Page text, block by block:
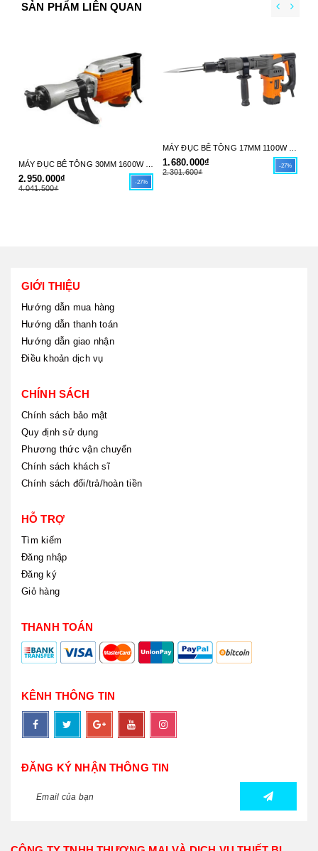
SẢN PHẨM LIÊN QUAN
2.950.000₫
4.041.500₫
-27%
1.680.000₫
2.301.600₫
-27%
GIỚI THIỆU
Hướng dẫn mua hàng
Hướng dẫn thanh toán
Hướng dẫn giao nhận
Điều khoản dịch vụ
CHÍNH SÁCH
Chính sách bảo mật
Quy định sử dụng
Phương thức vận chuyển
Chính sách khách sĩ
Chính sách đổi/trả/hoàn tiền
HỖ TRỢ
Tìm kiếm
Đăng nhập
Đăng ký
Giỏ hàng
THANH TOÁN
KÊNH THÔNG TIN
ĐĂNG KÝ NHẬN THÔNG TIN